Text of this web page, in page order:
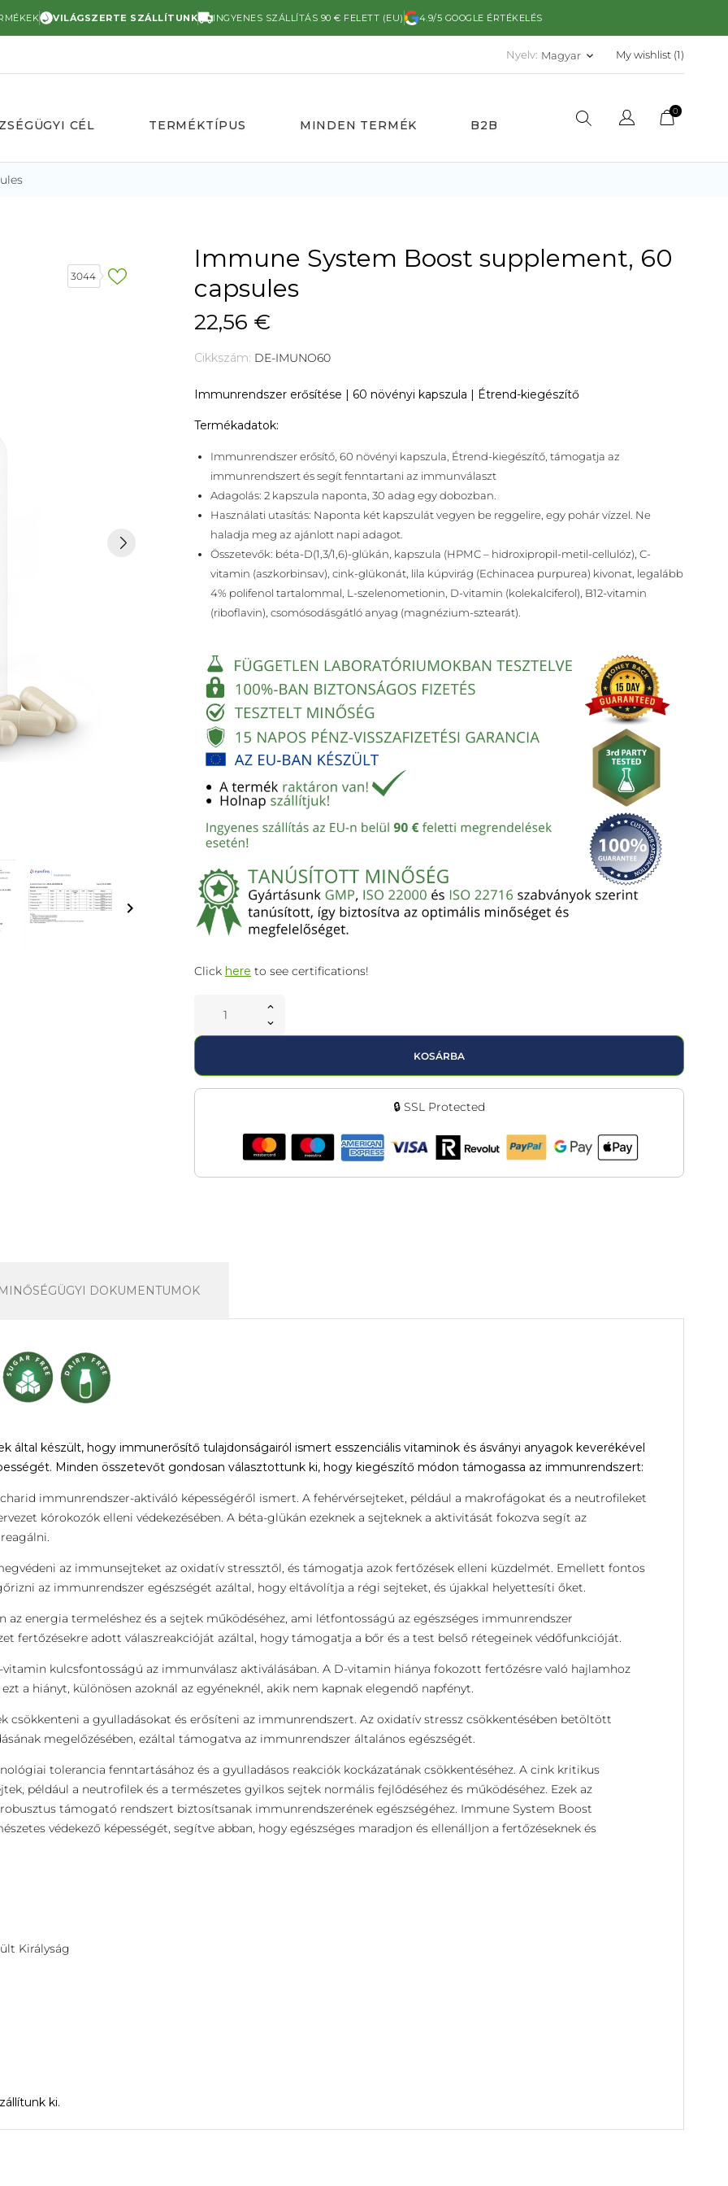
VILÁGSZERTE SZÁLLÍTUNK INGYENES SZÁLLÍTÁS 90 € FELETT (EU) 4.9/5 GOOGLE ÉRTÉKELÉS
Nyelv: Magyar keyboard_arrow_down My wishlist (1)
CÉL TERMÉKTÍPUS MINDEN TERMÉK B2B
0
3044
keyboard_arrow_right
Immune System Boost supplement, 60
capsules
22,56 €
Cikkszám: DE-IMUNO60
Immunrendszer erősítése | 60 növényi kapszula | Étrend-kiegészítő
Termékadatok:
Immunrendszer erősítő, 60 növényi kapszula, Étrend-kiegészítő, támogatja az
immunrendszert és segít fenntartani az immunválaszt
Adagolás: 2 kapszula naponta, 30 adag egy dobozban.
Használati utasítás: Naponta két kapszulát vegyen be reggelire, egy pohár vízzel. Ne
haladja meg az ajánlott napi adagot.
Összetevők: béta-D(1,3/1,6)-glükán, kapszula (HPMC – hidroxipropil-metil-cellulóz), C-
vitamin (aszkorbinsav), cink-glükonát, lila kúpvirág (Echinacea purpurea) kivonat, legalább
4% polifenol tartalommal, L-szelenometionin, D-vitamin (kolekalciferol), B12-vitamin
(riboflavin), csomósodásgátló anyag (magnézium-sztearát).
Click here to see certifications!
KOSÁRBA
🔒 SSL Protected
MINŐSÉGÜGYI DOKUMENTUMOK
által készült, hogy immunerősítő tulajdonságairól ismert esszenciális vitaminok és ásványi anyagok keverékével
Minden összetevőt gondosan választottunk ki, hogy kiegészítő módon támogassa az immunrendszert:
immunrendszer-aktiváló képességéről ismert. A fehérvérsejteket, például a makrofágokat és a neutrofileket
kórokozók elleni védekezésében. A béta-glükán ezeknek a sejteknek a aktivitását fokozva segít az
az immunsejteket az oxidatív stressztől, és támogatja azok fertőzések elleni küzdelmét. Emellett fontos
az immunrendszer egészségét azáltal, hogy eltávolítja a régi sejteket, és újakkal helyettesíti őket.
az energia termeléshez és a sejtek működéséhez, ami létfontosságú az egészséges immunrendszer
fertőzésekre adott válaszreakcióját azáltal, hogy támogatja a bőr és a test belső rétegeinek védőfunkcióját.
vitamin kulcsfontosságú az immunválasz aktiválásában. A D-vitamin hiánya fokozott fertőzésre való hajlamhoz
a hiányt, különösen azoknál az egyéneknél, akik nem kapnak elegendő napfényt.
csökkenteni a gyulladásokat és erősíteni az immunrendszert. Az oxidatív stressz csökkentésében betöltött
megelőzésében, ezáltal támogatva az immunrendszer általános egészségét.
tolerancia fenntartásához és a gyulladásos reakciók kockázatának csökkentéséhez. A cink kritikus
például a neutrofilek és a természetes gyilkos sejtek normális fejlődéséhez és működéséhez. Ezek az
támogató rendszert biztosítsanak immunrendszerének egészségéhez. Immune System Boost
védekező képességét, segítve abban, hogy egészséges maradjon és ellenálljon a fertőzéseknek és
Királyság
ki.